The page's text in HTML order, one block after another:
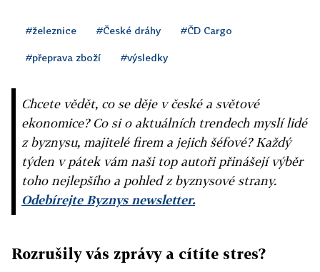
#železnice #České dráhy #ČD Cargo
#přeprava zboží #výsledky
Chcete vědět, co se děje v české a světové
ekonomice? Co si o aktuálních trendech myslí lidé
z byznysu, majitelé firem a jejich šéfové? Každý
týden v pátek vám naši top autoři přinášejí výběr
toho nejlepšího a pohled z byznysové strany.
Odebírejte Byznys newsletter.
Rozrušily vás zprávy a cítíte stres?